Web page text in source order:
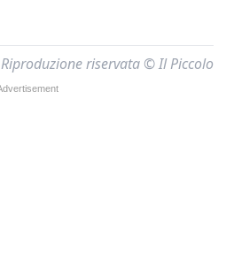
Riproduzione riservata © Il Piccolo